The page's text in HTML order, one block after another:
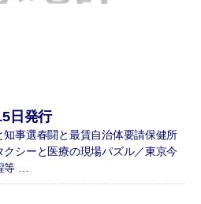
日発行
事選春闘と最賃自治体要請保健所
シーと医療の現場パズル／東京今
等 …